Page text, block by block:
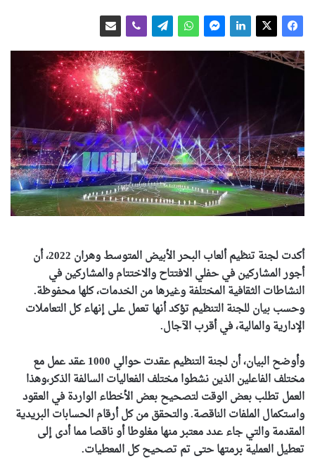
أكدت لجنة تنظيم ألعاب البحر الأبيض المتوسط وهران 2022، أن
أجور المشاركين في حفلي الافتتاح والاختتام والمشاركين في
النشاطات الثقافية المختلفة وغيرها من الخدمات، كلها محفوظة.
وحسب بيان للجنة التنظيم تؤكد أنها تعمل على إنهاء كل التعاملات
الإدارية والمالية، في أقرب الآجال.
وأوضح البيان، أن لجنة التنظيم عقدت حوالي 1000 عقد عمل مع
مختلف الفاعلين الذين نشطوا مختلف الفعاليات السالفة الذكر،وهذا
العمل تطلب بعض الوقت لتصحيح بعض الأخطاء الواردة في العقود
واستكمال الملفات الناقصة. والتحقق من كل أرقام الحسابات البريدية
المقدمة والتي جاء عدد معتبر منها مغلوطا أو ناقصا مما أدى إلى
تعطيل العملية برمتها حتى تم تصحيح كل المعطيات.